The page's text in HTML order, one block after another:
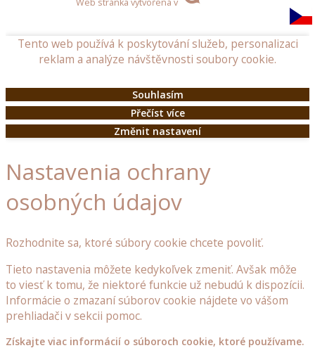
Dřevěné
záhony
Dřevořezba
na
objednávku
Dřevořezba
zvířat
pro
zvířata
Dřevěné
holubníky,
kurníky
a
Tento web používá k poskytování služeb, personalizaci
reklam a analýze návštěvnosti soubory cookie.
Souhlasím
Přečíst více
Změnit nastavení
Nastavenia ochrany
osobných údajov
Rozhodnite sa, ktoré súbory cookie chcete povoliť.
Tieto nastavenia môžete kedykoľvek zmeniť. Avšak môže
to viesť k tomu, že niektoré funkcie už nebudú k dispozícii.
Informácie o zmazaní súborov cookie nájdete vo vášom
prehliadači v sekcii pomoc.
Získajte viac informácií o súboroch cookie, ktoré používame.